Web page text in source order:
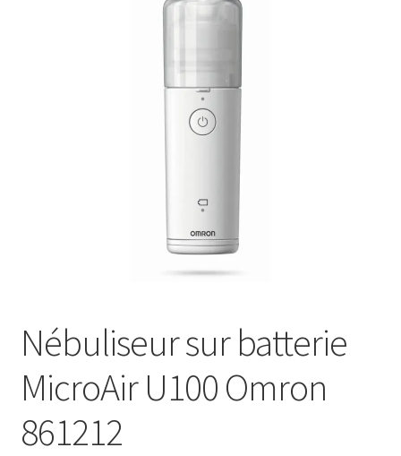
Nébuliseur sur batterie
MicroAir U100 Omron
861212